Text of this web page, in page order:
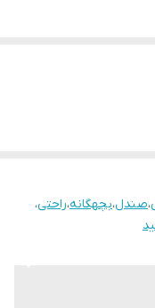
،صندل،بچهگانه،راحتی،